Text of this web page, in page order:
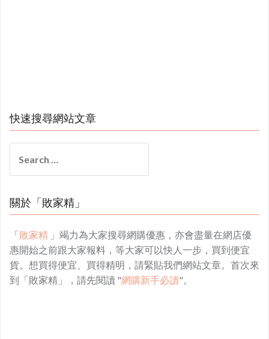
快速搜尋網站文章
for:
關於「敗家精」
「敗家精 」竭力為大家搜尋網購優惠，亦會盡量在網店優
惠開始之前跟大家報料，等大家可以快人一步，買到便宜
貨。想買得便宜、買得精明，請緊貼我們網站文章。首次來
到「敗家精」，請先閱讀 "網購新手必讀"。